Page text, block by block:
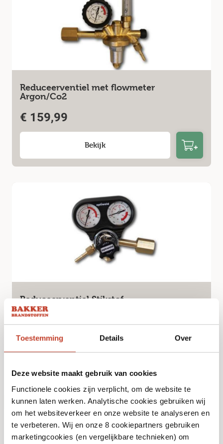
Toestemming Details Over
Deze website maakt gebruik van cookies
Functionele cookies zijn verplicht, om de website te
kunnen laten werken. Analytische cookies gebruiken wij
om het websiteverkeer en onze website te analyseren en
te verbeteren. Wij en onze 8 cookiepartners gebruiken
marketingcookies (en vergelijkbare technieken) om
Reduceerventiel met flowmeter
Argon/Co2
€ 159,99
Bekijk
Reduceerventiel Stikstof
€79,99
Niet op voorraad